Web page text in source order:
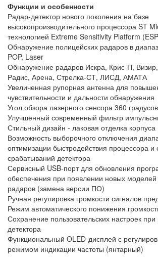
Функции и особенности
Радар-детектор нового поколения на базе
высокопроизводительного процессора ST
технологией Extreme Sensitivity Platform
Обнаружение полицейских радаров в
POP, Laser
Обнаружение радаров Искра, Крис-П,
Радис, Арена, Стрелка-СТ, ЛИСД, АМАТА
Увеличенная рупорная антенна для
чувствительности и дальности обнаружения
Угол обзора лазерного сенсора 360 градусов
Улучшенный современный фильтр
Стильный дизайн - лаковая отделка
Возможность выборочного отключения
оптимизации быстродействия процессора
срабатываний детектора
Сервисный USB-порт для обновления
обеспечения при появлении новых моделей
радаров (замена версии ПО)
Ручная регулировка громкости сигналов
Режим автоматического понижения
Сохранение пользовательских настроек
детектора
Функциональный OLED-дисплей с
режимом индикации частоты (янтарный)